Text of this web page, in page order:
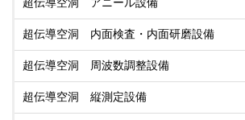
超伝導空洞 内面検査・内面研磨設備
超伝導空洞 周波数調整設備
超伝導空洞 縦測定設備